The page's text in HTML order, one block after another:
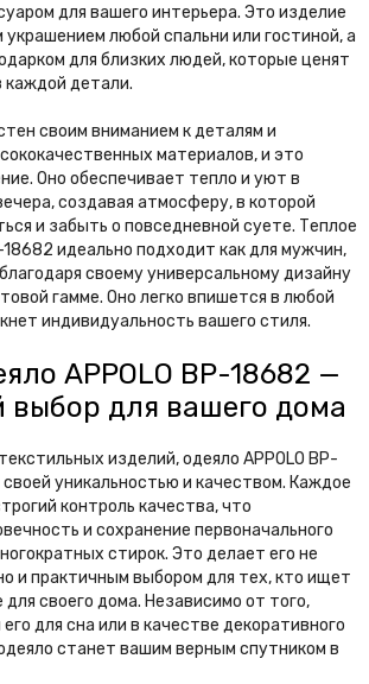
для вашего интерьера. Это изделие
любой спальни или гостиной, а
для близких людей, которые ценят
каждой детали.
своим вниманием к деталям и
материалов, и это
Оно обеспечивает тепло и уют в
создавая атмосферу, в которой
и забыть о повседневной суете. Теплое
18682 идеально подходит как для мужчин,
своему универсальному дизайну
гамме. Оно легко впишется в любой
индивидуальность вашего стиля.
APPOLO BP-18682 —
выбор для вашего дома
изделий, одеяло APPOLO BP-
уникальностью и качеством. Каждое
контроль качества, что
и сохранение первоначального
стирок. Это делает его не
и практичным выбором для тех, кто ищет
своего дома. Независимо от того,
для сна или в качестве декоративного
станет вашим верным спутником в